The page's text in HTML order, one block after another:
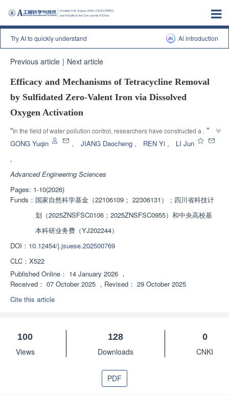
Try AI to quickly understand Al introduction
Previous article | Next article
Efficacy and Mechanisms of Tetracycline Removal
by Sulfidated Zero-Valent Iron via Dissolved
Oxygen Activation
“In the field of water pollution control, researchers have constructed a
Fenton like system using S-mZVI to activate DO and degrade TC,
safe basic data support for water environment remediation.
”
GONG Yuqin , JIANG Daocheng , REN Yi ,
LI Jun
,
Advanced Engineering Sciences
Pages: 1-10(2026)
Funds： 国家自然科学基金（22106109； 22306131）；四川省科技计
划（2025ZNSFSC0106；2025ZNSFSC0955）和中央高校基
本科研业务费（YJ202244）
DOI： 10.12454/j.jsuese.202500769
CLC： X522
Published Online： 14 January 2026 ，
Received： 07 October 2025 ， Revised： 29 October 2025
Cite this article
100
Views
128
Downloads
0
CNKI
PDF